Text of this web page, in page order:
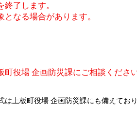
了します。
なる場合があります。
役場 企画防災課にご相談くださ
上板町役場 企画防災課にも備えており